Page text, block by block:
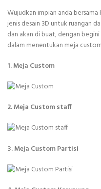
Wujudkan impian anda
jenis desain 3D untuk ruangan
dan akan di buat, dengan
dalam menentukan meja
1. Meja Custom
2. Meja Custom staff
3. Meja Custom Partisi